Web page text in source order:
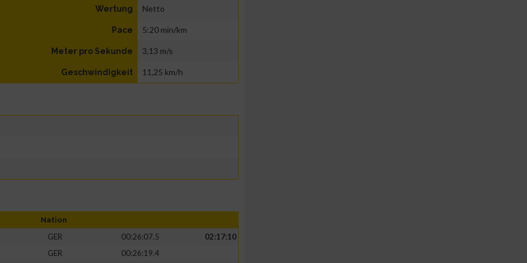
Wertung Netto
Pace 5:20 min/km
Meter pro Sekunde 3,13 m/s
Geschwindigkeit 11,25 km/h
Nation
GER 00:26:07.5
02:17:10
GER
00:26:19.4